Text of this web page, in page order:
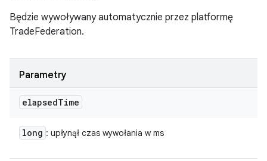
Będzie wywoływany automatycznie przez platformę
TradeFederation.
Parametry
elapsedTime
long : upłynął czas wywołania w ms